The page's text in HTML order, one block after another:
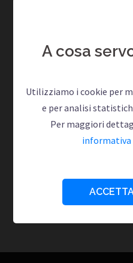
A cosa
Utilizziamo i cookie per
e per analisi
Per maggiori
informativa